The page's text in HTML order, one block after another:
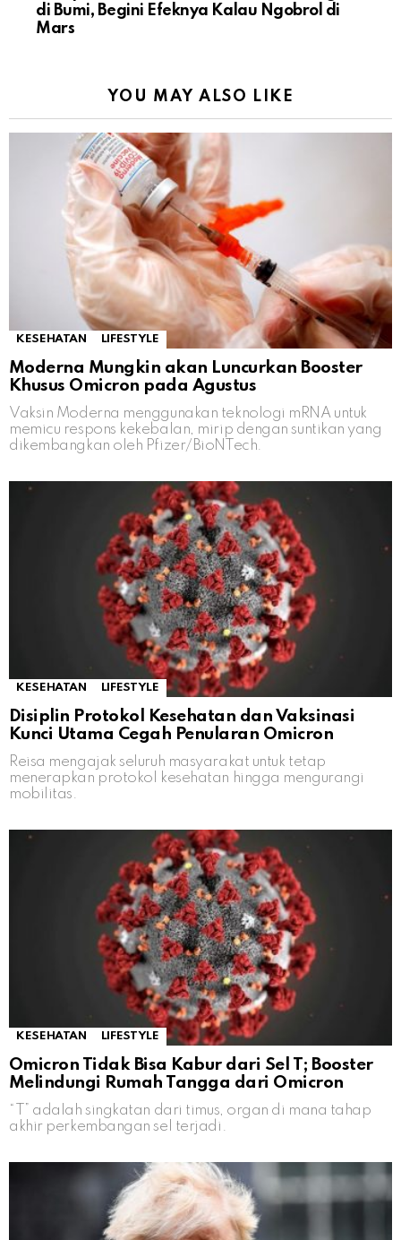
di Bumi, Begini Efeknya Kalau Ngobrol di
Mars
YOU MAY ALSO LIKE
KESEHATAN LIFESTYLE
Moderna Mungkin akan Luncurkan Booster
Khusus Omicron pada Agustus
Vaksin Moderna menggunakan teknologi mRNA untuk
memicu respons kekebalan, mirip dengan suntikan yang
dikembangkan oleh Pfizer/BioNTech.
KESEHATAN LIFESTYLE
Disiplin Protokol Kesehatan dan Vaksinasi
Kunci Utama Cegah Penularan Omicron
Reisa mengajak seluruh masyarakat untuk tetap
menerapkan protokol kesehatan hingga mengurangi
mobilitas.
KESEHATAN LIFESTYLE
Omicron Tidak Bisa Kabur dari Sel T; Booster
Melindungi Rumah Tangga dari Omicron
“T” adalah singkatan dari timus, organ di mana tahap
akhir perkembangan sel terjadi.